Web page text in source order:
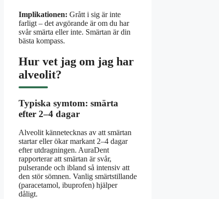
Implikationen: Grått i sig är inte
farligt – det avgörande är om du har
svår smärta eller inte. Smärtan är din
bästa kompass.
Hur vet jag om jag har
alveolit?
Typiska symtom: smärta
efter 2–4 dagar
Alveolit kännetecknas av att smärtan
startar eller ökar markant 2–4 dagar
efter utdragningen. AuraDent
rapporterar att smärtan är svår,
pulserande och ibland så intensiv att
den stör sömnen. Vanlig smärtstillande
(paracetamol, ibuprofen) hjälper
dåligt.